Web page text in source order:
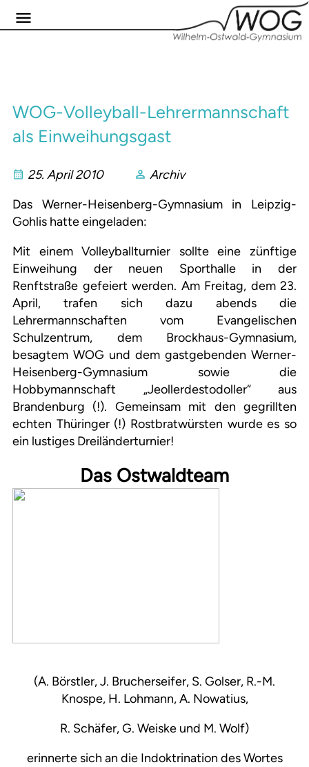
WOG-Volleyball-Lehrermannschaft
als Einweihungsgast
25. April 2010
Archiv
Das Werner-Heisenberg-Gymnasium in Leipzig-
Gohlis hatte eingeladen:
Mit einem Volleyballturnier sollte eine zünftige
Einweihung der neuen Sporthalle in der
Renftstraße gefeiert werden. Am Freitag, dem 23.
April, trafen sich dazu abends die
Lehrermannschaften vom Evangelischen
Schulzentrum, dem Brockhaus-Gymnasium,
besagtem WOG und dem gastgebenden Werner-
Heisenberg-Gymnasium sowie die
Hobbymannschaft „Jeollerdestodoller“
aus
Brandenburg (!). Gemeinsam mit den gegrillten
echten Thüringer (!) Rostbratwürsten wurde es so
ein lustiges Dreiländerturnier!
Das Ostwaldteam
(A. Börstler, J. Brucherseifer, S. Golser, R.-M.
Knospe, H. Lohmann, A. Nowatius,
R. Schäfer, G. Weiske und M. Wolf)
erinnerte sich an die Indoktrination des Wortes